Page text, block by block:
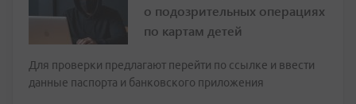
о подозрительных операциях
по картам детей
Для проверки предлагают перейти по ссылке и ввести
данные паспорта и банковского приложения